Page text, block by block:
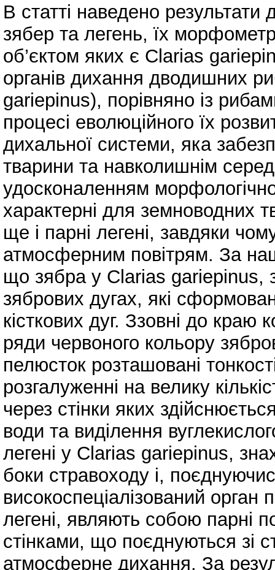
В статті наведено
зябер та легень, їх
об’єктом яких є Clarias
органів дихання дводишних
gariepinus), порівняно із
процесі еволюційного їх
дихальної системи, яка
тварини та навколишнім
удосконаленням
характерні для земноводних
ще і парні легені, завдяки
атмосферним повітрям. За
що зябра у Clarias gariepinus,
зябрових дугах, які
кісткових дуг. Ззовні до краю
ряди червоного кольору
пелюсток розташовані
розгалуженні на велику
через стінки яких
води та виділення
легені у Clarias gariepinus,
боки стравоходу і,
високоспеціалізований
легені, являють собою парні
стінками, що поєднуються зі
атмосферне дихання. За